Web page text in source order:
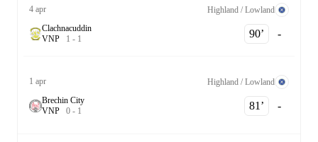
4 apr
Highland / Lowland
Clachnacuddin
VNP 1 - 1 90‎’‎ -
1 apr
Highland / Lowland
Brechin City
VNP 0 - 1 81‎’‎ -